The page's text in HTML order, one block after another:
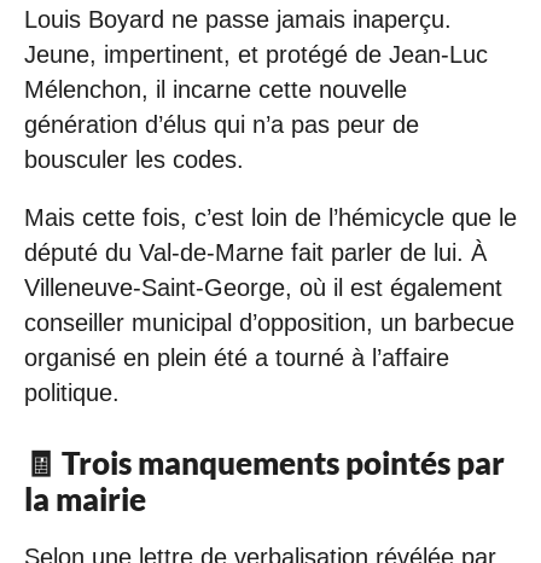
Louis Boyard ne passe jamais inaperçu.
Jeune, impertinent, et protégé de Jean-Luc
Mélenchon, il incarne cette nouvelle
génération d’élus qui n’a pas peur de
bousculer les codes.
Mais cette fois, c’est loin de l’hémicycle que le
député du Val-de-Marne fait parler de lui. À
Villeneuve-Saint-George, où il est également
conseiller municipal d’opposition, un barbecue
organisé en plein été a tourné à l’affaire
politique.
🧾 Trois manquements pointés par
la mairie
Selon une lettre de verbalisation révélée par